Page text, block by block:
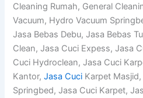
Cleaning Rumah, General
Vacuum, Hydro Vacuum
Jasa Bebas Debu, Jasa Bebas
Clean, Jasa Cuci Expess, Jasa
Cuci Hydroclean, Jasa Cuci
Kantor,Jasa Cuci Karpet
Springbed, Jasa Cuci Karpet,